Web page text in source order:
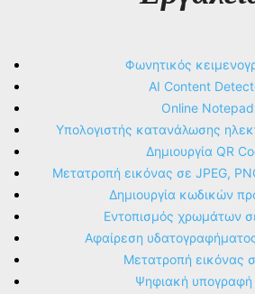
Φωνητικός
AI Content
Online Notepad
Υπολογιστής κατανάλωσης
Δημιουργία QR
Μετατροπή εικόνας σε JPEG,
Δημιουργία κωδικών
Εντοπισμός χρωμάτων
Αφαίρεση
Μετατροπή εικόνας
Ψηφιακή υπογραφή